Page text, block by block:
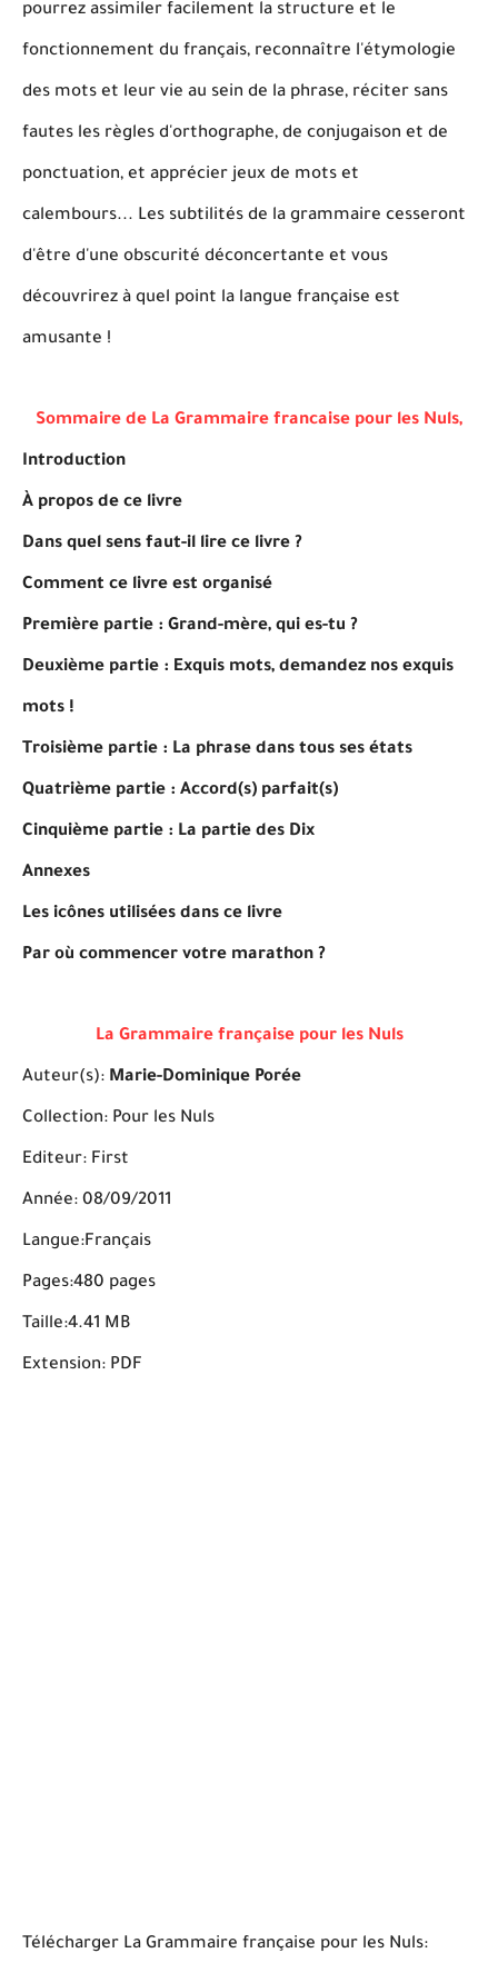
pourrez assimiler facilement la structure et le
fonctionnement du français, reconnaître l'étymologie
des mots et leur vie au sein de la phrase, réciter sans
fautes les règles d'orthographe, de conjugaison et de
ponctuation, et apprécier jeux de mots et
calembours... Les subtilités de la grammaire cesseront
d'être d'une obscurité déconcertante et vous
découvrirez à quel point la langue française est
amusante !
Sommaire de La Grammaire francaise pour les Nuls,
Introduction
À propos de ce livre
Dans quel sens faut-il lire ce livre ?
Comment ce livre est organisé
Première partie : Grand-mère, qui es-tu ?
Deuxième partie : Exquis mots, demandez nos exquis
mots !
Troisième partie : La phrase dans tous ses états
Quatrième partie : Accord(s) parfait(s)
Cinquième partie : La partie des Dix
Annexes
Les icônes utilisées dans ce livre
Par où commencer votre marathon ?
La Grammaire française pour les Nuls
Auteur(s): Marie-Dominique Porée
Collection: Pour les Nuls
Editeur: First
Année: 08/09/2011
Langue:Français
Pages:480 pages
Taille:4.41 MB
Extension: PDF
Télécharger La Grammaire française pour les Nuls: